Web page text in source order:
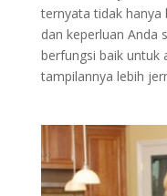
ternyata tidak hanya
dan keperluan Anda
berfungsi baik untuk
tampilannya lebih